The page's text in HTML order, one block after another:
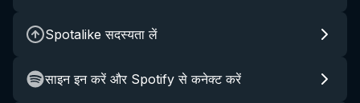
Spotalike सदस्यता लें
साइन इन करें और Spotify से कनेक्ट करें